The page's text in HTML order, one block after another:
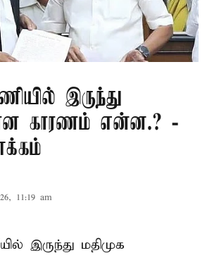
இருந்து
காரணம் என்ன.? -
11:19 am
இருந்து மதிமுக